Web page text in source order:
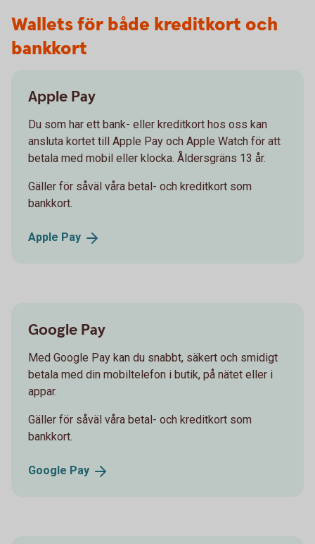
Wallets för både kreditkort och
bankkort
Apple Pay
Du som har ett bank- eller kreditkort hos oss kan
ansluta kortet till Apple Pay och Apple Watch för att
betala med mobil eller klocka. Åldersgräns 13 år.
Gäller för såväl våra betal- och kreditkort som
bankkort.
Apple Pay
Google Pay
Med Google Pay kan du snabbt, säkert och smidigt
betala med din mobiltelefon i butik, på nätet eller i
appar.
Gäller för såväl våra betal- och kreditkort som
bankkort.
Google Pay